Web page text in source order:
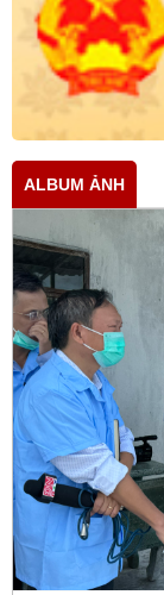
ALBUM ẢNH